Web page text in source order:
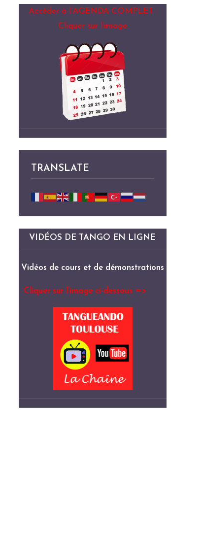
Accéder à l’AGENDA COMPLET :
Cliquer sur l’image
TRANSLATE
VIDÉOS DE TANGO EN LIGNE
Vidéos de cours et de démonstrations
Cliquer sur l’image ci-dessous =>